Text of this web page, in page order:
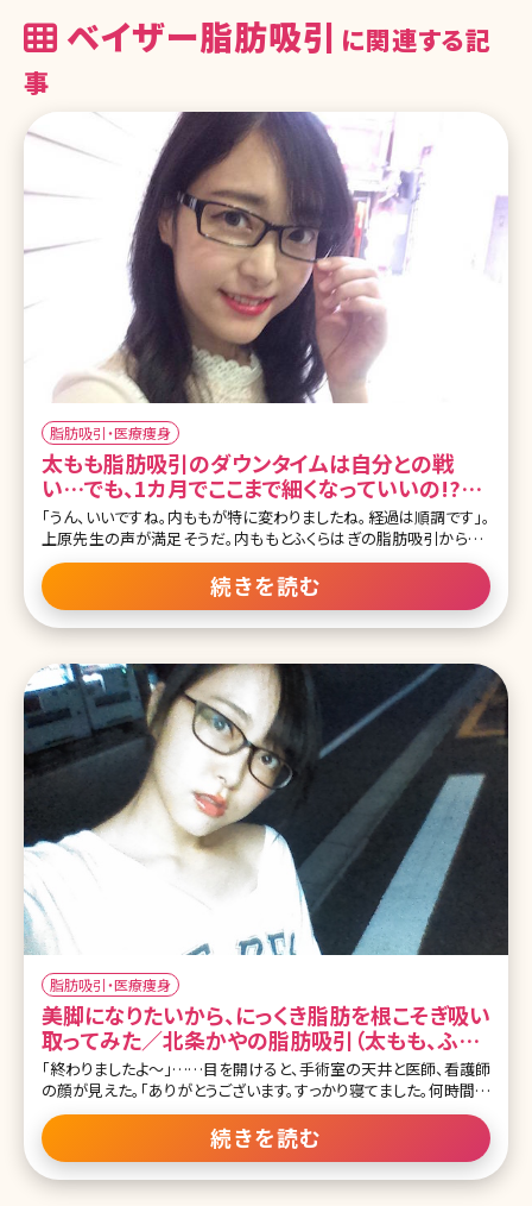
ベイザー脂肪吸引 に関連する記
事
脂肪吸引・医療痩身
太もも脂肪吸引のダウンタイムは自分との戦
い…でも、1カ月でここまで細くなっていいの!?／
北条かやの脂肪吸引（太もも、ふくらはぎ）体験記
「うん、いいですね。内ももが特に変わりましたね。経過は順調です」。
上原先生の声が満足そうだ。内ももとふくらはぎの脂肪吸引から1カ
月。経過の写真撮影と検診のため、私は湘南美容外科クリニックの
両国院を訪ねていた。「まだ1カ月で、こんなに細くなっていいんです
か?」「僕自身もちょっと驚きです。北条さんはもともと普通体型だった
ので、そこからさらに細くするためにかなり追求しましたよ。成果が出
に変わるのが分かった。ダウンタイムの1カ月、私の体内では大きな
変化が起こっていたのだ。 ▼北条かやX湘南美容クリニックの脂肪吸
引レポート前編はこちら! [ctb column] 「平気」アピールから一転、脚
がビキビキ痛み始める 脂肪吸引から1週間の抜糸後は、かなり浮か
れていた。「痛みも減ってきたし、スタスタ歩ける!想像していたよりず
っとラクだな
続きを読む
脂肪吸引・医療痩身
美脚になりたいから、にっくき脂肪を根こそぎ吸い
取ってみた／北条かやの脂肪吸引（太もも、ふく
らはぎ）体験記
「終わりましたよ～」……目を開けると、手術室の天井と医師、看護師
の顔が見えた。「ありがとうございます。すっかり寝てました。何時間か
かりましたか?」「今2時半だから、4時間ですね」「え、そんなに!?」麻酔
の注射をしてからの記憶が一切ない。手術を始めたのが午前10時だ
から、4時間以上も眠っていたのだ。その間にすべてが終わっていたこ
とが信じられず、タイムスリップしたような気分である。麻酔の時はあ
続きを読む